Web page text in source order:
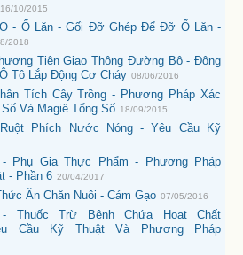
16/10/2015
- Ổ Lăn - Gối Đỡ Ghép Để Đỡ Ổ Lăn -
2018
Tiện Giao Thông Đường Bộ - Động
Tô Lắp Động Cơ Cháy 08/06/2016
Tích Cây Trồng - Phương Pháp Xác
Và Magiê Tổng Số 18/09/2015
Phích Nước Nóng - Yêu Cầu Kỹ
- Phụ Gia Thực Phẩm - Phương Pháp
- Phần 6 20/04/2017
Ăn Chăn Nuôi - Cám Gạo 07/05/2016
- Thuốc Trừ Bệnh Chứa Hoạt Chất
Cầu Kỹ Thuật Và Phương Pháp